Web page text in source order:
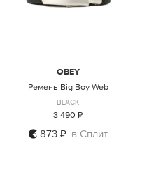
ONE SIZE
OBEY
Ремень Big Boy Web
BLACK
3 490 ₽
873 ₽ в Сплит